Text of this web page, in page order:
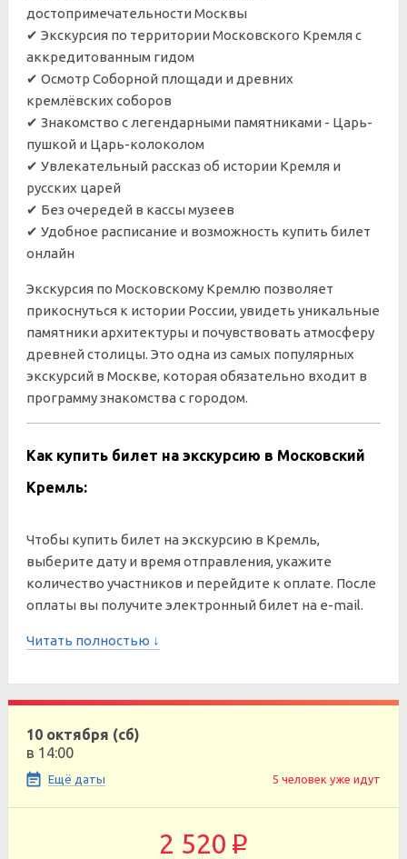
достопримечательности Москвы
✔ Экскурсия по территории Московского Кремля с
аккредитованным гидом
✔ Осмотр Соборной площади и древних
кремлёвских соборов
✔ Знакомство с легендарными памятниками - Царь-
пушкой и Царь-колоколом
✔ Увлекательный рассказ об истории Кремля и
русских царей
✔ Без очередей в кассы музеев
✔ Удобное расписание и возможность купить билет
онлайн
Экскурсия по Московскому Кремлю позволяет
прикоснуться к истории России, увидеть уникальные
памятники архитектуры и почувствовать атмосферу
древней столицы. Это одна из самых популярных
экскурсий в Москве, которая обязательно входит в
программу знакомства с городом.
Как купить билет на экскурсию в Московский
Кремль:
Чтобы купить билет на экскурсию в Кремль,
выберите дату и время отправления, укажите
количество участников и перейдите к оплате. После
оплаты вы получите электронный билет на e-mail.
Читать полностью ↓
10 октября (сб)
в 14:00
Ещё даты 5 человек уже идут
2 520 p